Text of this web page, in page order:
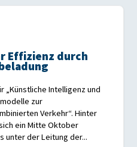
Effizienz durch
„Künstliche Intelligenz und
zur
Verkehr“. Hinter
ein Mitte Oktober
unter der Leitung der...